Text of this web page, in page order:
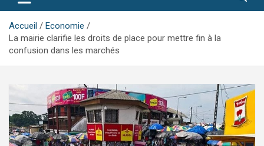
Accueil
Economie
La mairie clarifie les droits de place pour mettre fin à la
confusion dans les marchés